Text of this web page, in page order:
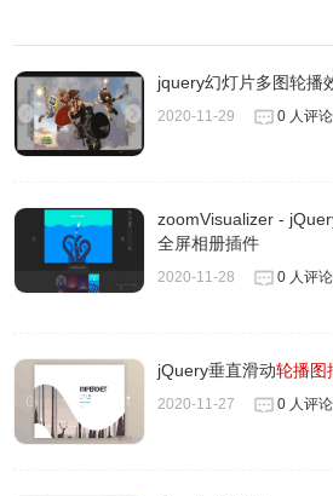
jquery幻灯片多图轮播
2020-11-29 0 人评论
zoomVisualizer -
全屏相册插件
2020-11-28 0 人评论
jQuery垂直滑动轮播图
2020-11-27 0 人评论